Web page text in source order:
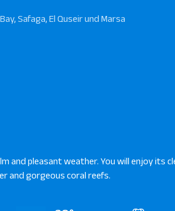
Safaga, El Quseir und Marsa
and pleasant weather. You will enjoy its
and gorgeous coral reefs.